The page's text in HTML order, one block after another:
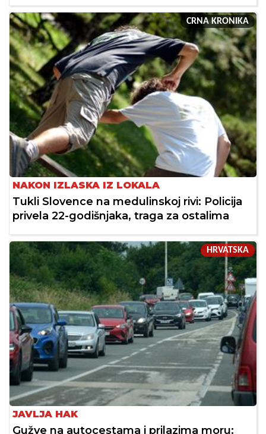
CRNA KRONIKA
NAKON IZLASKA IZ LOKALA
Tukli Slovence na medulinskoj rivi: Policija
privela 22-godišnjaka, traga za ostalima
HRVATSKA
JAVLJA HAK
Gužve na autocestama i prilazima moru: